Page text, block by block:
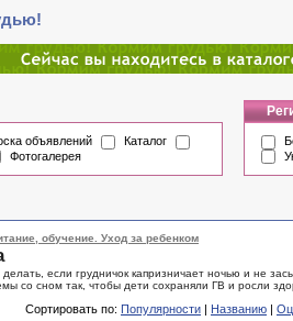
объявлений
Каталог
Фотогалерея
обучение. Уход за ребенком
если грудничок капризничает ночью и не
со сном так, чтобы дети сохраняли ГВ и росли
Сортировать по: Популярности | Названию |